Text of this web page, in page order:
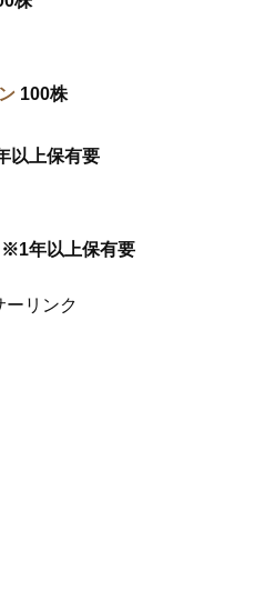
100株
上保有要
年以上保有要
ーリンク